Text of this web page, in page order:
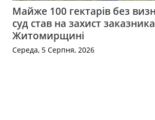
Майже 100 гектарів без
суд став на захист
Житомирщині
Середа, 5 Серпня, 2026